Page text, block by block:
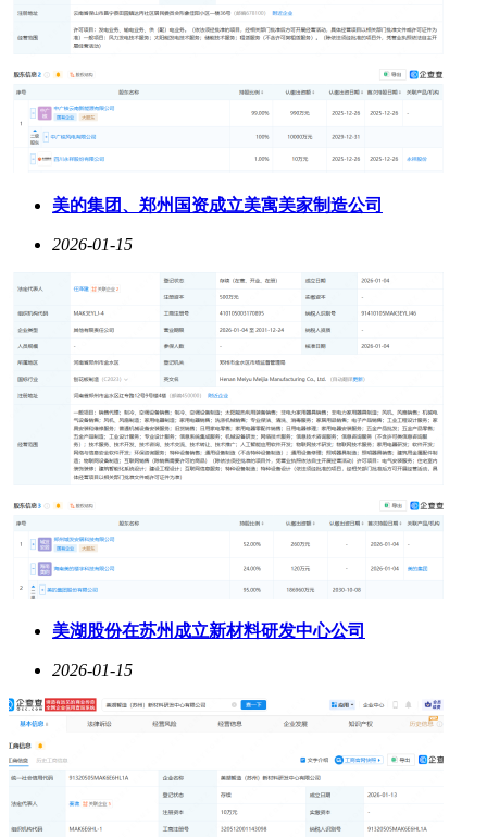
美的集团、郑州国资成立美寓美家制造公司
2026-01-15
美湖股份在苏州成立新材料研发中心公司
2026-01-15